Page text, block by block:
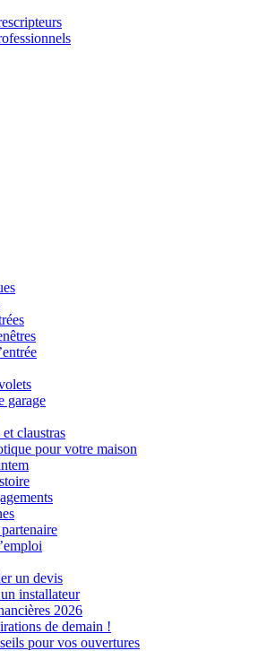
garage
claustras
pour votre maison
un devis
installateur
2026
de demain !
pour vos ouvertures